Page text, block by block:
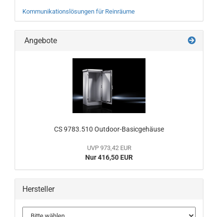
Kommunikationslösungen für Reinräume
Angebote
CS 9783.510 Outdoor-Basicgehäuse
UVP 973,42 EUR
Nur 416,50 EUR
Hersteller